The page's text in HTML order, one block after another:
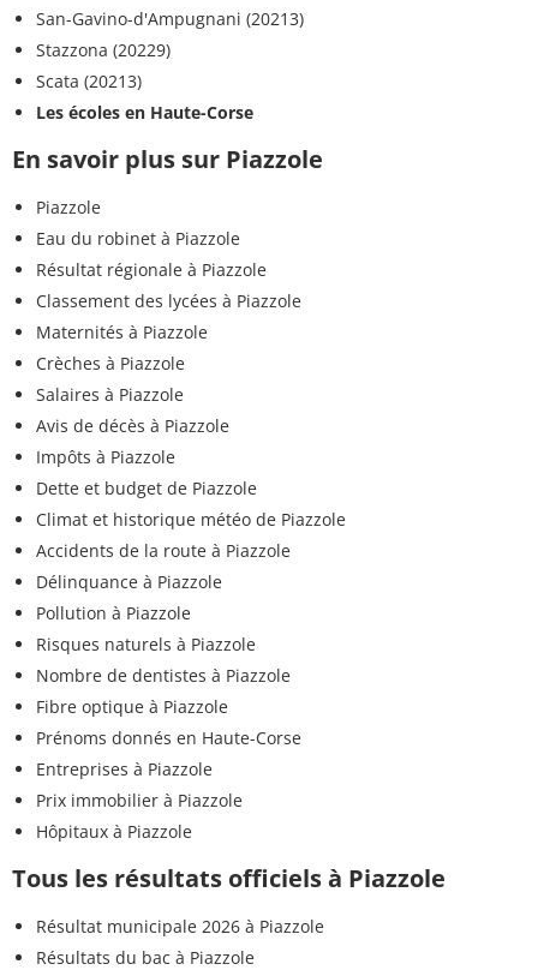
San-Gavino-d'Ampugnani (20213)
Stazzona (20229)
Scata (20213)
Les écoles en Haute-Corse
En savoir plus sur Piazzole
Piazzole
Eau du robinet à Piazzole
Résultat régionale à Piazzole
Classement des lycées à Piazzole
Maternités à Piazzole
Crèches à Piazzole
Salaires à Piazzole
Avis de décès à Piazzole
Impôts à Piazzole
Dette et budget de Piazzole
Climat et historique météo de Piazzole
Accidents de la route à Piazzole
Délinquance à Piazzole
Pollution à Piazzole
Risques naturels à Piazzole
Nombre de dentistes à Piazzole
Fibre optique à Piazzole
Prénoms donnés en Haute-Corse
Entreprises à Piazzole
Prix immobilier à Piazzole
Hôpitaux à Piazzole
Tous les résultats officiels à Piazzole
Résultat municipale 2026 à Piazzole
Résultats du bac à Piazzole